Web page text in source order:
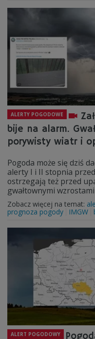
ALERTY POGODOWE
bije na alarm.
porywisty wiatr i
Pogoda może się dziś
alerty I i II stopnia
ostrzegają też przed
gwałtownymi
Zobacz więcej na temat:
prognoza pogody
IMGW
ALERT POGODOWY